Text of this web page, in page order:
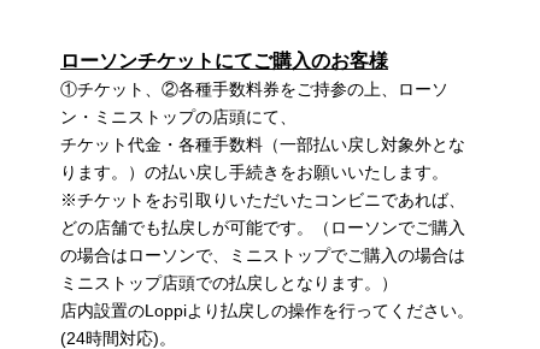
ローソンチケットにてご購入のお客様
①チケット、②各種手数料券をご持参の上、ローソ
ン・ミニストップの店頭にて、
チケット代金・各種手数料（一部払い戻し対象外とな
ります。）の払い戻し手続きをお願いいたします。
※チケットをお引取りいただいたコンビニであれば、
どの店舗でも払戻しが可能です。（ローソンでご購入
の場合はローソンで、ミニストップでご購入の場合は
ミニストップ店頭での払戻しとなります。）
店内設置のLoppiより払戻しの操作を行ってください。
(24時間対応)。